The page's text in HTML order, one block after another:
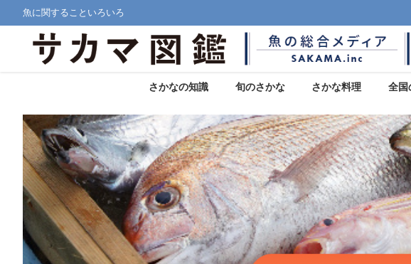
魚に関することいろいろ
さかなの知識 旬のさかな さかな料理 全国